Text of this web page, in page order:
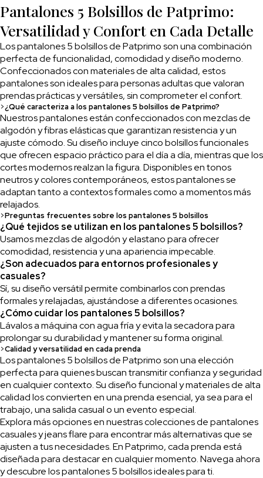
Pantalones 5 Bolsillos de Patprimo:
Versatilidad y Confort en Cada Detalle
Los pantalones 5 bolsillos de Patprimo son una combinación
perfecta de funcionalidad, comodidad y diseño moderno.
Confeccionados con materiales de alta calidad, estos
pantalones son ideales para personas adultas que valoran
prendas prácticas y versátiles, sin comprometer el confort.
>¿Qué caracteriza a los pantalones 5 bolsillos de Patprimo?
Nuestros pantalones están confeccionados con mezclas de
algodón y fibras elásticas que garantizan resistencia y un
ajuste cómodo. Su diseño incluye cinco bolsillos funcionales
que ofrecen espacio práctico para el día a día, mientras que los
cortes modernos realzan la figura. Disponibles en tonos
neutros y colores contemporáneos, estos pantalones se
adaptan tanto a contextos formales como a momentos más
relajados.
>Preguntas frecuentes sobre los pantalones 5 bolsillos
¿Qué tejidos se utilizan en los pantalones 5 bolsillos?
Usamos mezclas de algodón y elastano para ofrecer
comodidad, resistencia y una apariencia impecable.
¿Son adecuados para entornos profesionales y
casuales?
Sí, su diseño versátil permite combinarlos con prendas
formales y relajadas, ajustándose a diferentes ocasiones.
¿Cómo cuidar los pantalones 5 bolsillos?
Lávalos a máquina con agua fría y evita la secadora para
prolongar su durabilidad y mantener su forma original.
>Calidad y versatilidad en cada prenda
Los pantalones 5 bolsillos de Patprimo son una elección
perfecta para quienes buscan transmitir confianza y seguridad
en cualquier contexto. Su diseño funcional y materiales de alta
calidad los convierten en una prenda esencial, ya sea para el
trabajo, una salida casual o un evento especial.
Explora más opciones en nuestras colecciones de pantalones
casuales y jeans flare para encontrar más alternativas que se
ajusten a tus necesidades. En Patprimo, cada prenda está
diseñada para destacar en cualquier momento. Navega ahora
y descubre los pantalones 5 bolsillos ideales para ti.